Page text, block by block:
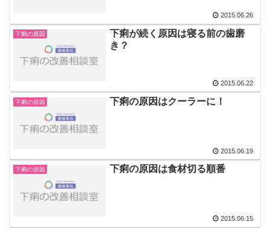
2015.06.26
下痢の原因
下痢が続く原因は寝る前の歯磨
き？
2015.06.22
下痢の原因 下痢の原因はクーラーに！
2015.06.19
下痢の原因 下痢の原因は食材切る順番
2015.06.15